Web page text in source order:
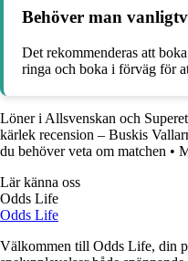
Behöver man
Det rekommenderas att
ringa och boka i förväg för
Löner i Allsvenskan och
kärlek recension – Buskis
du behöver veta om matchen •
Lär känna oss
Odds Life
Odds Life
Välkommen till Odds Life, din